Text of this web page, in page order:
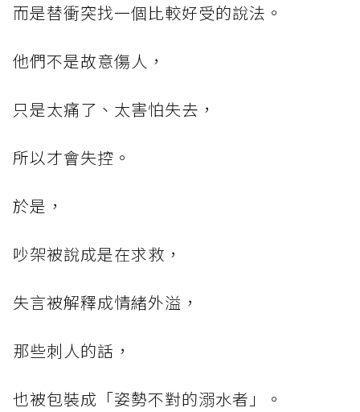
而是替衝突找一個比較好受的說法。
他們不是故意傷人，
只是太痛了、太害怕失去，
所以才會失控。
於是，
吵架被說成是在求救，
失言被解釋成情緒外溢，
那些刺人的話，
也被包裝成「姿勢不對的溺水者」。